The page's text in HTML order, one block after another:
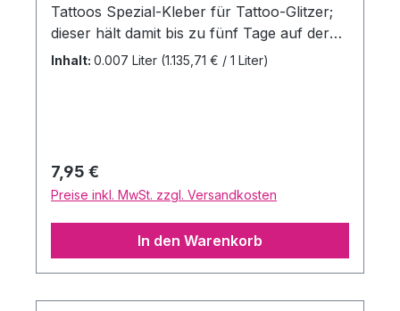
Tattoos Spezial-Kleber für Tattoo-Glitzer;
dieser hält damit bis zu fünf Tage auf der
Haut. Inhalt: 7ml
Inhalt: 0.007 Liter (1.135,71 € / 1 Liter)
Regulärer Preis:
7,95 €
Preise inkl. MwSt. zzgl. Versandkosten
In den Warenkorb